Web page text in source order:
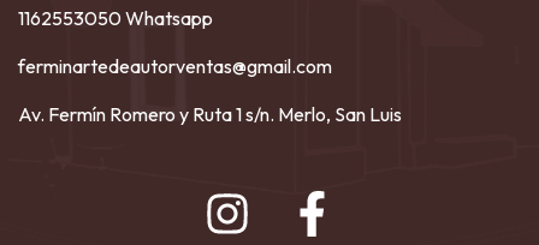
1162553050 Whatsapp
ferminartedeautorventas@gmail.com
Av. Fermín Romero y Ruta 1 s/n. Merlo, San Luis